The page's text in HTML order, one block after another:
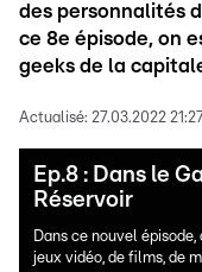
des personnalités
ce 8e épisode, on
geeks de la
Actualisé: 27.03.2022 21:27
Ep.8 : Dans le
Réservoir
Dans ce nouvel
jeux vidéo, de films, de